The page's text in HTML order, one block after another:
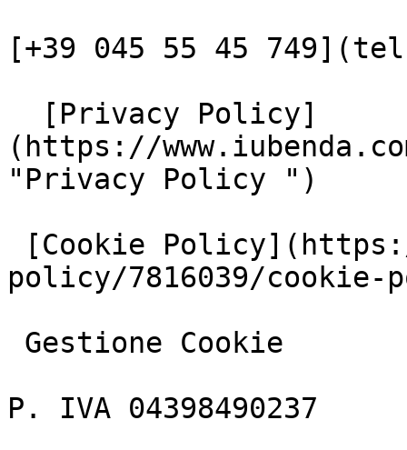
[+39 045 55 45
(https://
"Privacy Policy ")
policy/7816039/
P. IVA 04398490237